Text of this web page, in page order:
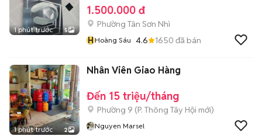
1 phút trước 5
1.500.000 đ
Phường Tân Sơn Nhì
HHoàng Sáu 4.6 1650 đã bán
1 phút trước 2
Nhân Viên Giao Hàng
Đến 15 triệu/tháng
Phường 9 (P. Thông Tây Hội mới)
Nguyen Marsel